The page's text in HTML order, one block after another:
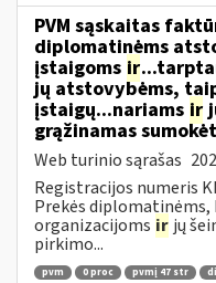
PVM sąskaitas
diplomatinėms
įstaigoms ir
jų atstovybėms,
įstaigų...nariams ir
grąžinamas
Web turinio sąrašas
Registracijos numeris
Prekės
organizacijoms ir jų
pirkimo...
pvm 0 proc pvmį 47 str